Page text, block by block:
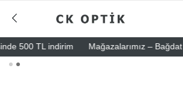
500 TL indirim Mağazalarımız – Bağdat